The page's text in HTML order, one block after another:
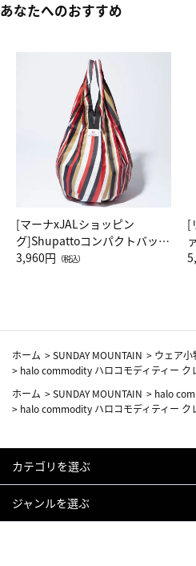
あなたへのおすすめ
[マーナxJALショッピン
グ]Shupattoコンパクトバッグ
Drop JAL客室乗務員（LC）ス
3,960円 （税込）
[
ホーム >SUNDAY MOUNTAIN > ウェア小
> halo commodity ハロコモディティー ク
ホーム >SUNDAY MOUNTAIN > halo
> halo commodity ハロコモディティー ク
カテゴリを選ぶ
ジャンルを選ぶ